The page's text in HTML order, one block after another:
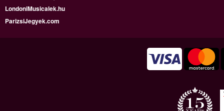
LondoniMusicalek.hu
ParizsiJegyek.com